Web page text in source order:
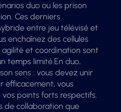
duo ou les prison
Ces derniers
entre jeu télévisé et
enchaînez des cellules
et coordination sont
temps limité.En duo,
sens : vous devez unir
efficacement, vous
points forts respectifs.
de collaboration que